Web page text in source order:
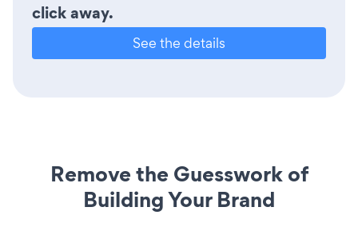
click away.
See the details
Remove the Guesswork of
Building Your Brand